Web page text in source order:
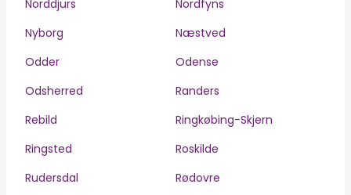
Norddjurs
Nordfyns
Nyborg
Næstved
Odder
Odense
Odsherred
Randers
Rebild
Ringkøbing-Skjern
Ringsted
Roskilde
Rudersdal
Rødovre